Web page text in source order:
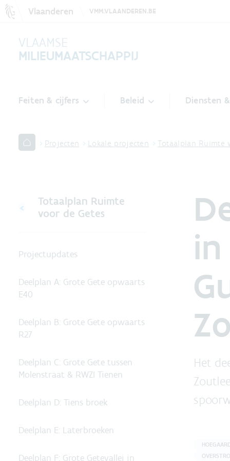
Vlaanderen VMM.VLAANDEREN.BE
VLAAMSE
MILIEUMAATSCHAPPIJ
Feiten & cijfers Beleid Diensten
Projecten Lokale projecten Totaalplan Ruimte
Totaalplan Ruimte
voor de Getes
Projectupdates
Deelplan A: Grote Gete opwaarts
E40
Deelplan B: Grote Gete opwaarts
R27
Deelplan C: Grote Gete tussen
Molenstraat & RWZI Tienen
Deelplan D: Tiens broek
Deelplan E: Laterbroeken
Deelplan F: Grote Getevallei in
Het